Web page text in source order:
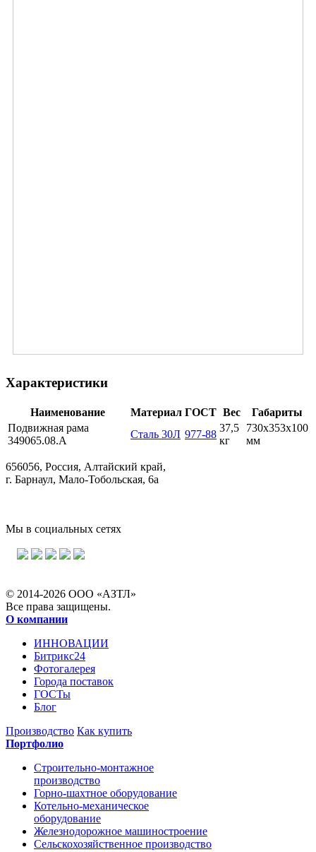
Характеристики
Наименование Материал ГОСТ Вес
Габариты
Подвижная рама
349065.08.А
Сталь 30Л 977-88
37,5
кг
730х353х100
мм
656056, Россия, Алтайский край,
г. Барнаул, Мало-Тобольская, 6а
Мы в социальных сетях
© 2014-2026 ООО «АЗТЛ»
Все права защищены.
О компании
ИННОВАЦИИ
Битрикс24
Фотогалерея
Города поставок
ГОСТы
Блог
Производство Как купить
Портфолио
Строительно-монтажное
производство
Горно-шахтное оборудование
Котельно-механическое
оборудование
Железнодорожное машиностроение
Сельскохозяйственное производство